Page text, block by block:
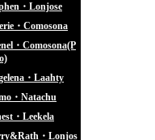
・Lonjose
・Comosona
・Comosona(P
・Laahty
・Natachu
・Leekela
・Lonjos